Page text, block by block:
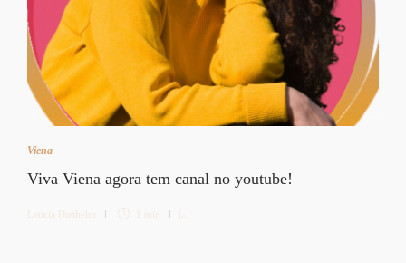
Viena
Viva Viena agora tem canal no youtube!
Letícia Diethelm 1 min